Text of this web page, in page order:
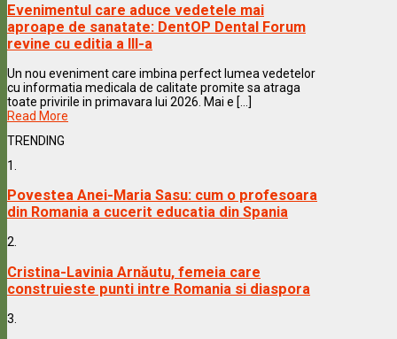
Evenimentul care aduce vedetele mai
aproape de sanatate: DentOP Dental Forum
revine cu editia a III-a
Un nou eveniment care imbina perfect lumea vedetelor
cu informatia medicala de calitate promite sa atraga
toate privirile in primavara lui 2026. Mai e [...]
Read More
TRENDING
1.
Povestea Anei-Maria Sasu: cum o profesoara
din Romania a cucerit educatia din Spania
2.
Cristina-Lavinia Arnăutu, femeia care
construieste punti intre Romania si diaspora
3.